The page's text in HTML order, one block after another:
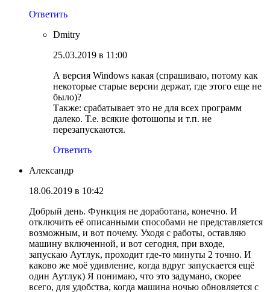
Ответить
Dmitry
25.03.2019 в 11:00
А версия Windows какая (спрашиваю, потому как
некоторые старые версии держат, где этого еще не
было)?
Также: срабатывает это не для всех программ
далеко. Т.е. всякие фотошопы и т.п. не
перезапускаются.
Ответить
Александр
18.06.2019 в 10:42
Добрый день. Функция не доработана, конечно. И
отключить её описанными способами не представляется
возможным, и вот почему. Уходя с работы, оставляю
машину включенной, и вот сегодня, при входе,
запускаю Аутлук, проходит где-то минуты 2 точно. И
каково же моё удивление, когда вдруг запускается ещё
один Аутлук) Я понимаю, что это задумано, скорее
всего, для удобства, когда машина ночью обновляется с